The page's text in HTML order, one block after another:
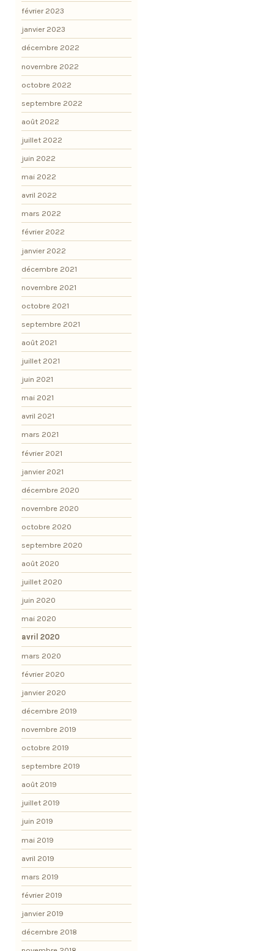
février 2023
janvier 2023
décembre 2022
novembre 2022
octobre 2022
septembre 2022
août 2022
juillet 2022
juin 2022
mai 2022
avril 2022
mars 2022
février 2022
janvier 2022
décembre 2021
novembre 2021
octobre 2021
septembre 2021
août 2021
juillet 2021
juin 2021
mai 2021
avril 2021
mars 2021
février 2021
janvier 2021
décembre 2020
novembre 2020
octobre 2020
septembre 2020
août 2020
juillet 2020
juin 2020
mai 2020
avril 2020
mars 2020
février 2020
janvier 2020
décembre 2019
novembre 2019
octobre 2019
septembre 2019
août 2019
juillet 2019
juin 2019
mai 2019
avril 2019
mars 2019
février 2019
janvier 2019
décembre 2018